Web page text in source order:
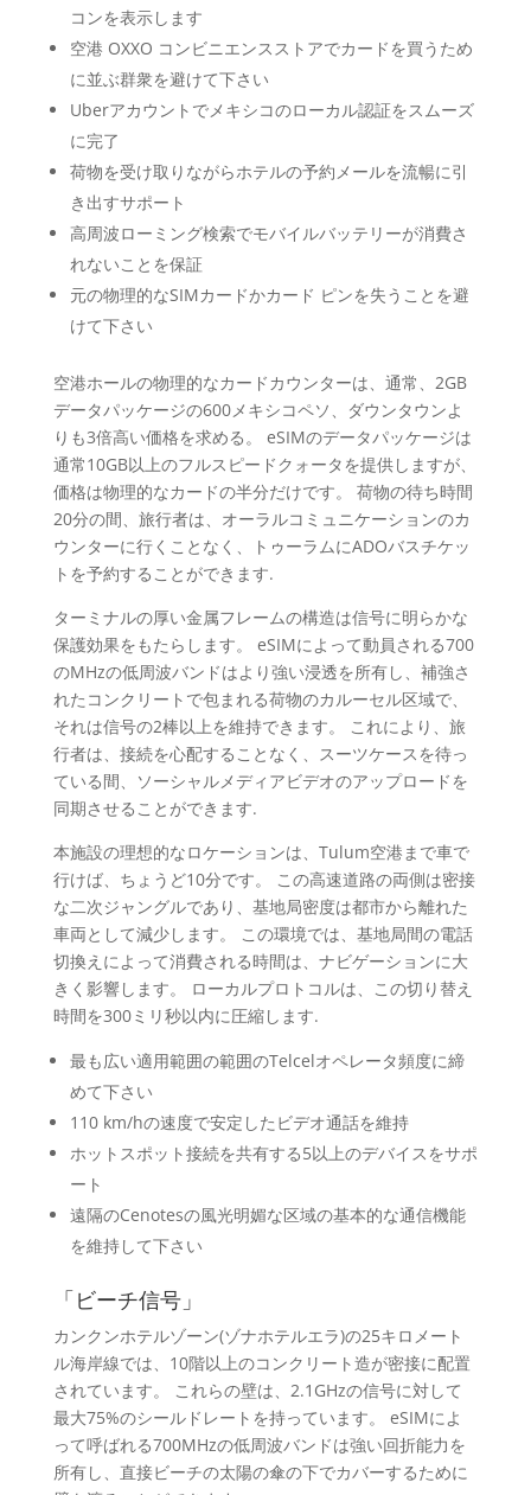
コンを表示します
空港 OXXO コンビニエンスストアでカードを買うため
に並ぶ群衆を避けて下さい
Uberアカウントでメキシコのローカル認証をスムーズ
に完了
荷物を受け取りながらホテルの予約メールを流暢に引
き出すサポート
高周波ローミング検索でモバイルバッテリーが消費さ
れないことを保証
元の物理的なSIMカードかカード ピンを失うことを避
けて下さい
空港ホールの物理的なカードカウンターは、通常、2GB
データパッケージの600メキシコペソ、ダウンタウンよ
りも3倍高い価格を求める。 eSIMのデータパッケージは
通常10GB以上のフルスピードクォータを提供しますが、
価格は物理的なカードの半分だけです。 荷物の待ち時間
20分の間、旅行者は、オーラルコミュニケーションのカ
ウンターに行くことなく、トゥーラムにADOバスチケッ
トを予約することができます.
ターミナルの厚い金属フレームの構造は信号に明らかな
保護効果をもたらします。 eSIMによって動員される700
のMHzの低周波バンドはより強い浸透を所有し、補強さ
れたコンクリートで包まれる荷物のカルーセル区域で、
それは信号の2棒以上を維持できます。 これにより、旅
行者は、接続を心配することなく、スーツケースを待っ
ている間、ソーシャルメディアビデオのアップロードを
同期させることができます.
本施設の理想的なロケーションは、Tulum空港まで車で
行けば、ちょうど10分です。 この高速道路の両側は密接
な二次ジャングルであり、基地局密度は都市から離れた
車両として減少します。 この環境では、基地局間の電話
切換えによって消費される時間は、ナビゲーションに大
きく影響します。 ローカルプロトコルは、この切り替え
時間を300ミリ秒以内に圧縮します.
最も広い適用範囲の範囲のTelcelオペレータ頻度に締
めて下さい
110 km/hの速度で安定したビデオ通話を維持
ホットスポット接続を共有する5以上のデバイスをサポ
ート
遠隔のCenotesの風光明媚な区域の基本的な通信機能
を維持して下さい
「ビーチ信号」
カンクンホテルゾーン(ゾナホテルエラ)の25キロメート
ル海岸線では、10階以上のコンクリート造が密接に配置
されています。 これらの壁は、2.1GHzの信号に対して
最大75%のシールドレートを持っています。 eSIMによ
って呼ばれる700MHzの低周波バンドは強い回折能力を
所有し、直接ビーチの太陽の傘の下でカバーするために